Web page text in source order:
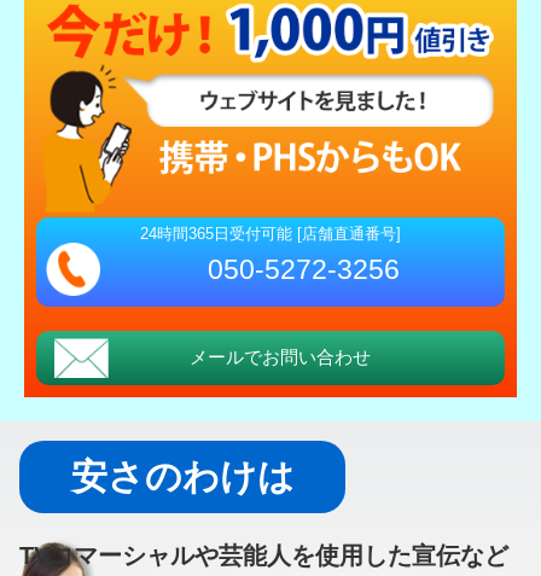
24時間365日受付可能 [店舗直通番号]
050-5272-3256
メールでお問い合わせ
安さのわけは
TVコマーシャルや芸能人を使用した宣伝など